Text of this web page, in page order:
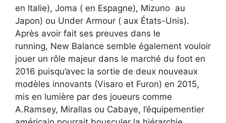
en Italie), Joma ( en Espagne), Mizuno au
Japon) ou Under Armour ( aux États-Unis).
Après avoir fait ses preuves dans le
running, New Balance semble également vouloir
jouer un rôle majeur dans le marché du foot en
2016 puisqu’avec la sortie de deux nouveaux
modèles innovants (Visaro et Furon) en 2015,
mis en lumière par des joueurs comme
A.Ramsey, Mirallas ou Cabaye, l’équipementier